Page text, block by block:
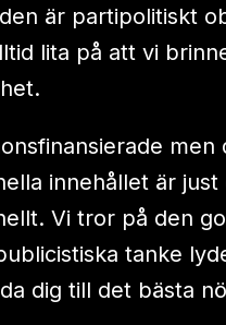
är partipolitiskt
lita på att vi
men
innehållet är just
Vi tror på den
tanke
dig till det bästa